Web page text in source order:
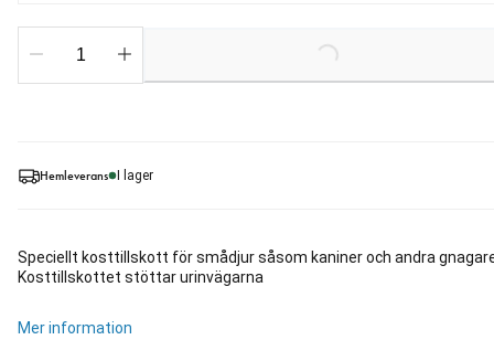
Hemleverans I lager
Speciellt kosttillskott för smådjur såsom kaniner och andra
Kosttillskottet stöttar urinvägarna
Mer information
Loading...